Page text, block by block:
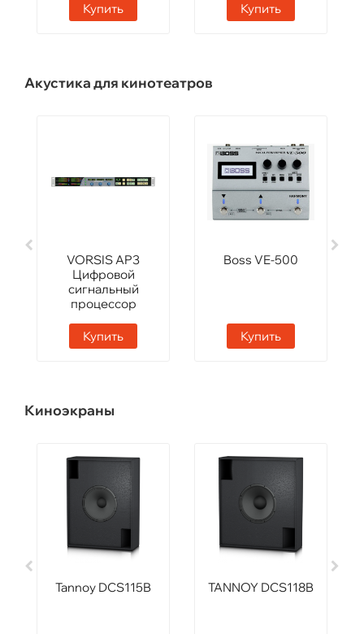
Купить Купить
Акустика для кинотеатров
VORSIS AP3
Цифровой
сигнальный
процессор
Купить
Boss VE-500
Купить
Киноэкраны
Tannoy DCS115B TANNOY DCS118B